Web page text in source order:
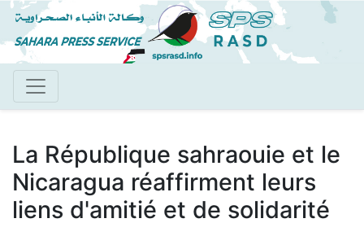
Aller
au
contenu
La République sahraouie et le
Nicaragua réaffirment leurs
liens d'amitié et de solidarité